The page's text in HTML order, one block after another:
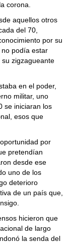
corona.
aquellos otros
del 70,
por su
no podía estar
zigzagueante
en el poder,
militar, uno
se iniciaran los
esos que
por
pretendían
desde ese
uno de los
deterioro
de un país que,
hicieron que
de largo
la senda del